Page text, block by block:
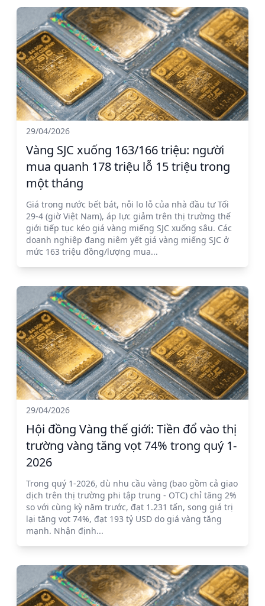
29/04/2026
Vàng SJC xuống 163/166 triệu: người
mua quanh 178 triệu lỗ 15 triệu trong
một tháng
Giá trong nước bết bát, nỗi lo lỗ của nhà đầu tư Tối
29-4 (giờ Việt Nam), áp lực giảm trên thị trường thế
giới tiếp tục kéo giá vàng miếng SJC xuống sâu. Các
doanh nghiệp đang niêm yết giá vàng miếng SJC ở
mức 163 triệu đồng/lượng mua...
29/04/2026
Hội đồng Vàng thế giới: Tiền đổ vào thị
trường vàng tăng vọt 74% trong quý 1-
2026
Trong quý 1-2026, dù nhu cầu vàng (bao gồm cả giao
dịch trên thị trường phi tập trung - OTC) chỉ tăng 2%
so với cùng kỳ năm trước, đạt 1.231 tấn, song giá trị
lại tăng vọt 74%, đạt 193 tỷ USD do giá vàng tăng
mạnh. Nhận định...